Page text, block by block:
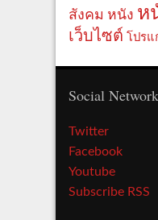
สังคม หนัง ห
เว็บไซต์ โปรแ
Social Network
Twitter
Facebook
Youtube
Subscribe RSS